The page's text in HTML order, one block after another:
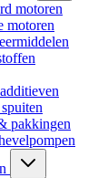
motoren
motoren
pakkingen